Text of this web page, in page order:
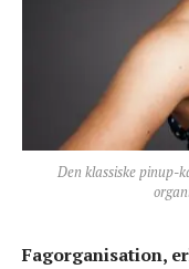
Den klassiske pinup-
Fagorganisation,